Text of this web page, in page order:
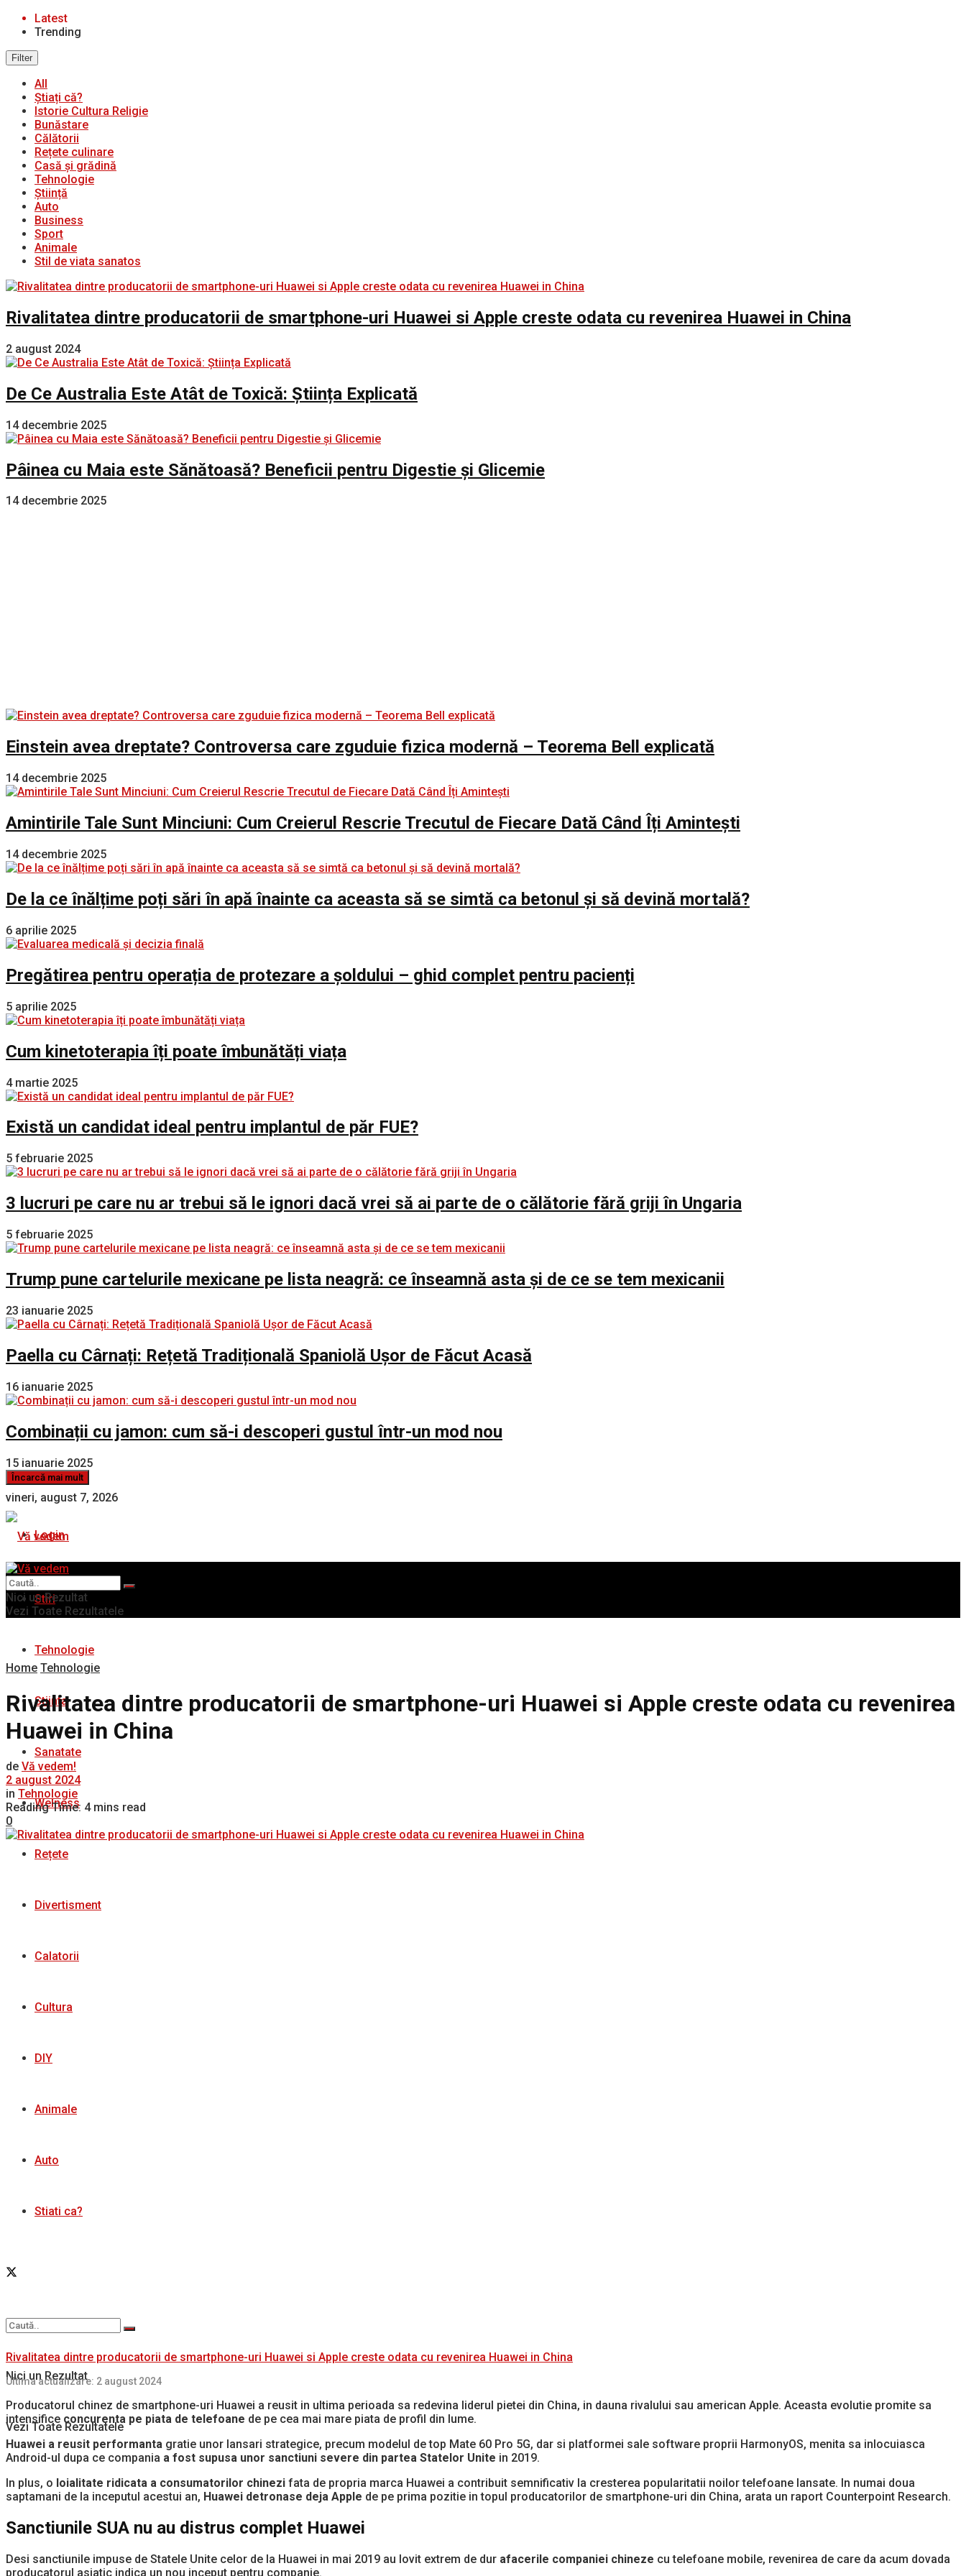
Latest
Trending
Filter
All
Știați că?
Istorie Cultura Religie
Bunăstare
Călătorii
Rețete culinare
Casă și grădină
Tehnologie
Știință
Auto
Business
Sport
Animale
Stil de viata sanatos
Rivalitatea dintre producatorii de smartphone-uri Huawei si Apple creste odata cu revenirea Huawei in China
2 august 2024
De Ce Australia Este Atât de Toxică: Știința Explicată
14 decembrie 2025
Pâinea cu Maia este Sănătoasă? Beneficii pentru Digestie și Glicemie
14 decembrie 2025
Einstein avea dreptate? Controversa care zguduie fizica modernă – Teorema Bell explicată
14 decembrie 2025
Amintirile Tale Sunt Minciuni: Cum Creierul Rescrie Trecutul de Fiecare Dată Când Îți Amintești
14 decembrie 2025
De la ce înălțime poți sări în apă înainte ca aceasta să se simtă ca betonul și să devină mortală?
6 aprilie 2025
Pregătirea pentru operația de protezare a șoldului – ghid complet pentru pacienți
5 aprilie 2025
Cum kinetoterapia îți poate îmbunătăți viața
4 martie 2025
Există un candidat ideal pentru implantul de păr FUE?
5 februarie 2025
3 lucruri pe care nu ar trebui să le ignori dacă vrei să ai parte de o călătorie fără griji în Ungaria
5 februarie 2025
Trump pune cartelurile mexicane pe lista neagră: ce înseamnă asta și de ce se tem mexicanii
23 ianuarie 2025
Paella cu Cârnați: Rețetă Tradițională Spaniolă Ușor de Făcut Acasă
16 ianuarie 2025
Combinații cu jamon: cum să-i descoperi gustul într-un mod nou
15 ianuarie 2025
Încarcă mai mult
vineri, august 7, 2026
Login
Stiri
Tehnologie
Stiinta
Sanatate
Welness
Rețete
Divertisment
Calatorii
Cultura
DIY
Animale
Auto
Stiati ca?
Nici un Rezultat
Vezi Toate Rezultatele
Nici un Rezultat
Vezi Toate Rezultatele
Home Tehnologie
Rivalitatea dintre producatorii de smartphone-uri Huawei si Apple creste odata cu revenirea
Huawei in China
de Vă vedem!
2 august 2024
in Tehnologie
Reading Time: 4 mins read
0
Rivalitatea dintre producatorii de smartphone-uri Huawei si Apple creste odata cu revenirea Huawei in China
Ultima actualizare: 2 august 2024
Producatorul chinez de smartphone-uri Huawei a reusit in ultima perioada sa redevina liderul pietei din China, in dauna rivalului sau american Apple. Aceasta evolutie promite sa
intensifice concurenta pe piata de telefoane de pe cea mai mare piata de profil din lume.
Huawei a reusit performanta gratie unor lansari strategice, precum modelul de top Mate 60 Pro 5G, dar si platformei sale software proprii HarmonyOS, menita sa inlocuiasca
Android-ul dupa ce compania a fost supusa unor sanctiuni severe din partea Statelor Unite in 2019.
In plus, o loialitate ridicata a consumatorilor chinezi fata de propria marca Huawei a contribuit semnificativ la cresterea popularitatii noilor telefoane lansate. In numai doua
saptamani de la inceputul acestui an, Huawei detronase deja Apple de pe prima pozitie in topul producatorilor de smartphone-uri din China, arata un raport Counterpoint Research.
Sanctiunile SUA nu au distrus complet Huawei
Desi sanctiunile impuse de Statele Unite celor de la Huawei in mai 2019 au lovit extrem de dur afacerile companiei chineze cu telefoane mobile, revenirea de care da acum dovada
producatorul asiatic indica un nou inceput pentru companie.